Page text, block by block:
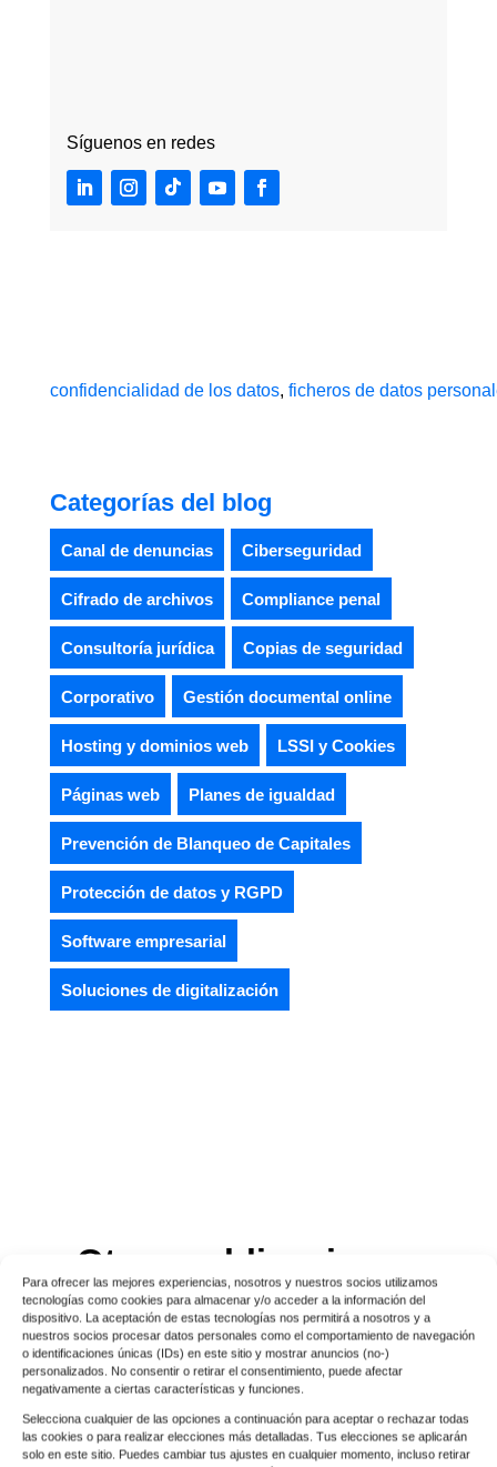
Para ofrecer las mejores experiencias, nosotros y nuestros socios utilizamos
tecnologías como cookies para almacenar y/o acceder a la información del
dispositivo. La aceptación de estas tecnologías nos permitirá a nosotros y a
nuestros socios procesar datos personales como el comportamiento de navegación
o identificaciones únicas (IDs) en este sitio y mostrar anuncios (no-)
personalizados. No consentir o retirar el consentimiento, puede afectar
negativamente a ciertas características y funciones.
Selecciona cualquier de las opciones a continuación para aceptar o rechazar todas
las cookies o para realizar elecciones más detalladas. Tus elecciones se aplicarán
solo en este sitio. Puedes cambiar tus ajustes en cualquier momento, incluso retirar
Síguenos en redes
confidencialidad de los datos, ficheros de datos
Categorías del blog
Canal de denuncias Ciberseguridad
Cifrado de archivos Compliance penal
Consultoría jurídica Copias de seguridad
Corporativo Gestión documental online
Hosting y dominios web LSSI y Cookies
Páginas web Planes de igualdad
Prevención de Blanqueo de Capitales
Protección de datos y RGPD
Software empresarial
Soluciones de digitalización
Otras publicaciones
relacionadas